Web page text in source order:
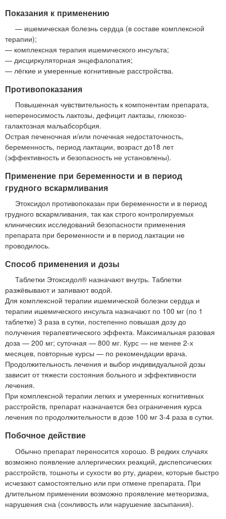
Показания к применению
— ишемическая болезнь сердца (в составе комплексной
терапии);
— комплексная терапия ишемического инсульта;
— дисциркуляторная энцефалопатия;
— лёгкие и умеренные когнитивные расстройства.
Противопоказания
Повышенная чувствительность к компонентам препарата,
непереносимость лактозы, дефицит лактазы, глюкозо-
галактозная мальабсорбция.
Острая печеночная и/или почечная недостаточность,
беременность, период лактации, возраст до18 лет
(эффективность и безопасность не установлены).
Применение при беременности и в период
грудного вскармливания
Этоксидол противопоказан при беременности и в период
грудного вскармливания, так как строго контролируемых
клинических исследований безопасности применения
препарата при беременности и в период лактации не
проводилось.
Способ применения и дозы
Таблетки Этоксидол® назначают внутрь. Таблетки
разжёвывают и запивают водой.
Для комплексной терапии ишемической болезни сердца и
терапии ишемического инсульта назначают по 100 мг (по 1
таблетке) 3 раза в сутки, постепенно повышая дозу до
получения терапевтического эффекта. Максимальная разовая
доза — 200 мг; суточная — 800 мг. Курс — не менее 2-х
месяцев, повторные курсы — по рекомендации врача.
Продолжительность лечения и выбор индивидуальной дозы
зависит от тяжести состояния больного и эффективности
лечения.
При комплексной терапии легких и умеренных когнитивных
расстройств, препарат назначается без ограничения курса
лечения по продолжительности в дозе 100 мг 3-4 раза в сутки.
Побочное действие
Обычно препарат переносится хорошо. В редких случаях
возможно появление аллергических реакций, диспепсических
расстройств, тошноты и сухости во рту, диареи, которые быстро
исчезают самостоятельно или при отмене препарата. При
длительном применении возможно проявление метеоризма,
нарушения сна (сонливость или нарушение засыпания).